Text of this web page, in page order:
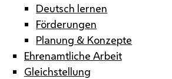
Deutsch lernen
Förderungen
Planung & Konzepte
Ehrenamtliche Arbeit
Gleichstellung